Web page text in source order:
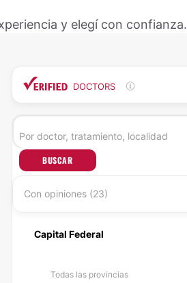
y elegí con confianza.
DOCTORS
BUSCAR
Con opiniones (23)
Capital Federal
Todas las provincias